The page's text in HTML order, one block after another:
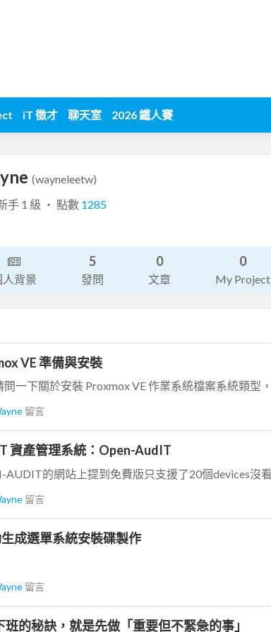
iT 徵才 聊天室 2026 鐵人賽
(wayneleetw)
手 1 級 ‧ 點數 1285
人背景
5
發問
0
文章
0
My Project
VE 準備與安裝
留言
資產管理系統：Open-AudIT
留言
成選單系統安裝碟製作
留言
班的秘訣，就是先做「重要但不緊急的事」